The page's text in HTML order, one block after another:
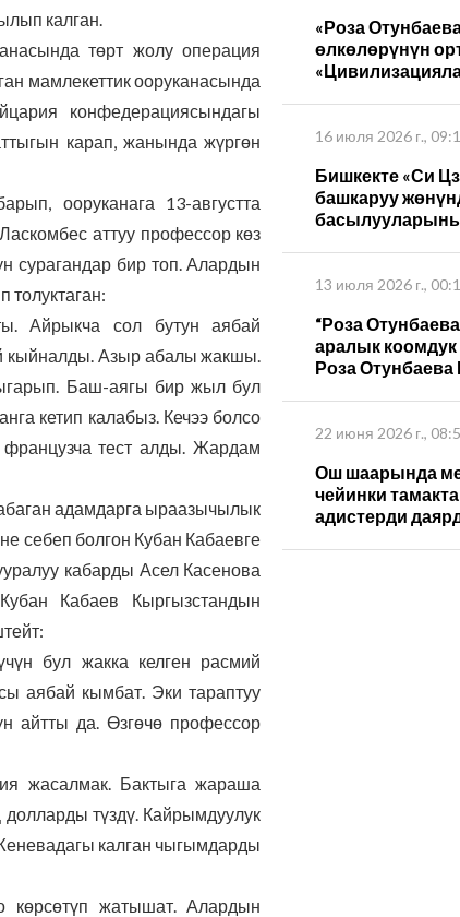
калган.
төрт жолу операция
мамлекеттик ооруканасында
конфедерациясындагы
карап, жанында жүргөн
ооруканага 13-августта
аттуу профессор көз
сурагандар бир топ. Алардын
Айрыкча сол бутун аябай
кыйналды. Азыр абалы жакшы.
Баш-аягы бир жыл бул
кетип калабыз. Кечээ болсо
тест алды. Жардам
адамдарга ыраазычылык
себеп болгон Кубан Кабаевге
кабарды Асел Касенова
Кабаев Кыргызстандын
бул жакка келген расмий
аябай кымбат. Эки тараптуу
айтты да. Өзгөчө профессор
жасалмак. Бактыга жараша
түздү. Кайрымдуулук
калган чыгымдарды
көрсөтүп жатышат. Алардын
«Роза
өлкөлөрүнүн
16 июля 2026 г.,
Бишкекте «Си
башкаруу
13 июля 2026 г.,
“Роза
аралык
Роза
пландарын
22 июня 2026 г.,
Ош шаарында
чейинки
адистерди